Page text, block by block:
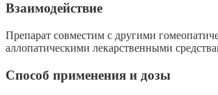
Взаимодействие
Препарат совместим с другими
аллопатическими лекарственными
Способ применения и дозы